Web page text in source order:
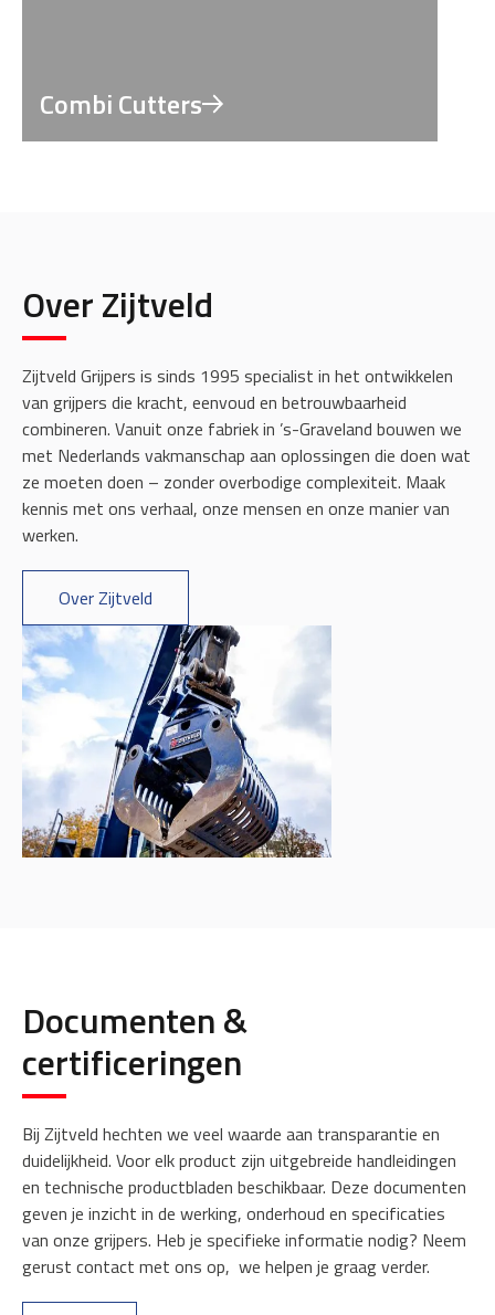
Combi Cutters
Over Zijtveld
Zijtveld Grijpers is sinds 1995 specialist in het ontwikkelen
van grijpers die kracht, eenvoud en betrouwbaarheid
combineren. Vanuit onze fabriek in ’s-Graveland bouwen we
met Nederlands vakmanschap aan oplossingen die doen wat
ze moeten doen – zonder overbodige complexiteit. Maak
kennis met ons verhaal, onze mensen en onze manier van
werken.
Over Zijtveld
Documenten &
certificeringen
Bij Zijtveld hechten we veel waarde aan transparantie en
duidelijkheid. Voor elk product zijn uitgebreide handleidingen
en technische productbladen beschikbaar. Deze documenten
geven je inzicht in de werking, onderhoud en specificaties
van onze grijpers. Heb je specifieke informatie nodig? Neem
gerust contact met ons op, we helpen je graag verder.